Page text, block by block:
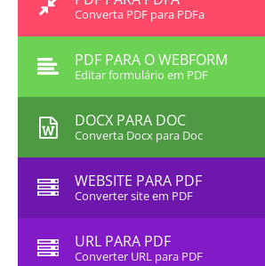
Converta PDF para PDFa
PDF PARA O WEBFORM
Editar formulário em PDF
DOCX PARA DOC
Converta Docx para Doc
WEBSITE PARA PDF
Converter site em PDF
URL PARA PDF
Converter URL para PDF